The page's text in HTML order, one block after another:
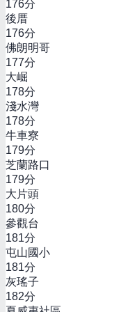
176分
後厝
176分
佛朗明哥
177分
大崛
178分
淺水灣
178分
牛車寮
179分
芝蘭路口
179分
大片頭
180分
參觀台
181分
屯山國小
181分
灰瑤子
182分